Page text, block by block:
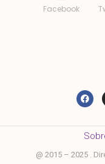
Facebook
@ 2015 – 2025 .